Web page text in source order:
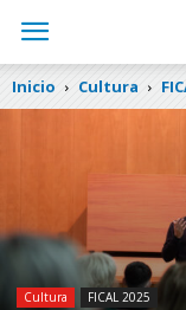
Inicio Cultura
Cultura FICAL 2025